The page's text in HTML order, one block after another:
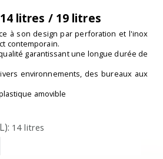
litres / 19 litres
à son design par perforation et l'inox
contemporain.
garantissant une longue durée de
environnements, des bureaux aux
amovible
14 litres